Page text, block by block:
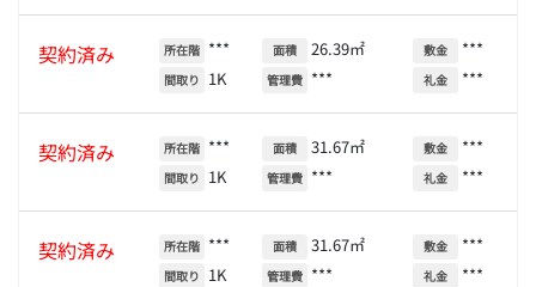
契約済み 所在階 ***
間取り 1K
面積 26.39㎡
管理費 ***
敷金 ***
礼金 ***
契約済み 所在階 ***
間取り 1K
面積 31.67㎡
管理費 ***
敷金 ***
礼金 ***
契約済み 所在階 ***
間取り 1K
面積 31.67㎡
管理費 ***
敷金 ***
礼金 ***